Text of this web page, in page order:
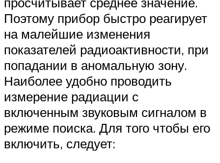
Поэтому прибор быстро реагирует
на малейшие изменения
показателей радиоактивности, при
попадании в аномальную зону.
Наиболее удобно проводить
измерение радиации с
включенным звуковым сигналом в
режиме поиска. Для того чтобы его
включить, следует: